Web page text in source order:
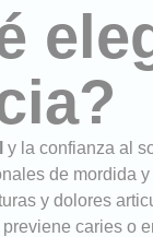
y la confianza al
de mordida
y dolores
previene caries o